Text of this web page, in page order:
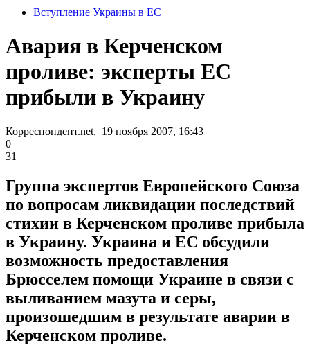
Вступление Украины в ЕС
Авария в Керченском
проливе: эксперты ЕС
прибыли в Украину
Корреспондент.net, 19 ноября 2007, 16:43
0
31
Группа экспертов Европейского Союза
по вопросам ликвидации последствий
стихии в Керченском проливе прибыла
в Украину. Украина и ЕС обсудили
возможность предоставления
Брюсселем помощи Украине в связи с
выливанием мазута и серы,
произошедшим в результате аварии в
Керченском проливе.